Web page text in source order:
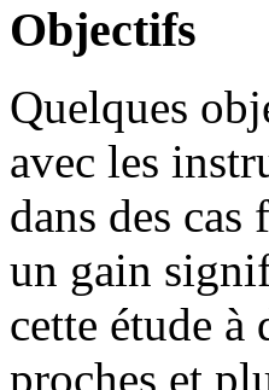
Objectifs
Quelques
avec les
dans des
un gain
cette étude à
proches et